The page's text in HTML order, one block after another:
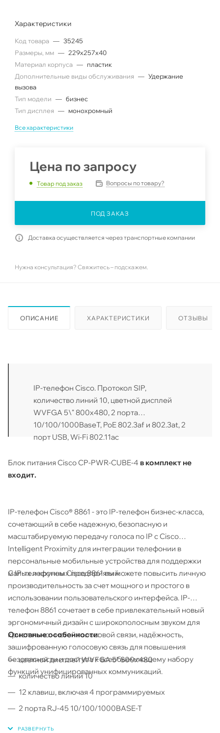
Характеристики
Код товара — 35245
Размеры, мм — 229x257x40
Материал корпуса — пластик
Дополнительные виды обслуживания — Удержание
вызова
Тип модели — бизнес
Тип дисплея — монохромный
Все характеристики
Цена по запросу
Товар под заказ Вопросы по товару?
ПОД ЗАКАЗ
Доставка осуществляется через транспортные компании
Нужна консультация? Свяжитесь – подскажем.
ОПИСАНИЕ ХАРАКТЕРИСТИКИ ОТЗЫВЫ
IP-телефон Cisco. Протокол SIP,
количество линий 10, цветной дисплей
WVFGA 5\" 800x480, 2 порта
10/100/1000BaseT, PoE 802.3af и 802.3at, 2
порт USB, Wi-Fi 802.11ac
Блок питания Cisco CP-PWR-CUBE-4 в комплект не
входит.
IP-телефон Cisco® 8861 - это IP-телефон бизнес-класса,
сочетающий в себе надежную, безопасную и
масштабируемую передачу голоса по IP с Cisco
Intelligent Proximity для интеграции телефонии в
персональные мобильные устройства для поддержки
малых и крупных предприятий.
С IP-телефоном Cisco 8861 вы можете повысить личную
производительность за счет мощного и простого в
использовании пользовательского интерфейса. IP-
телефон 8861 сочетает в себе привлекательный новый
эргономичный дизайн с широкополосным звуком для
кристально чистой голосовой связи, надёжность,
зашифрованную голосовую связь для повышения
безопасности и доступа к всеобъемлющему набору
функций унифицированных коммуникаций.
Основные особенности:
цветной дисплей WVFGA 5" 800x480
количество линий 10
12 клавиш, включая 4 программируемых
2 порта RJ-45 10/100/1000BASE-T
Поддержка Power over Ethernet 802.3af и 802.3at